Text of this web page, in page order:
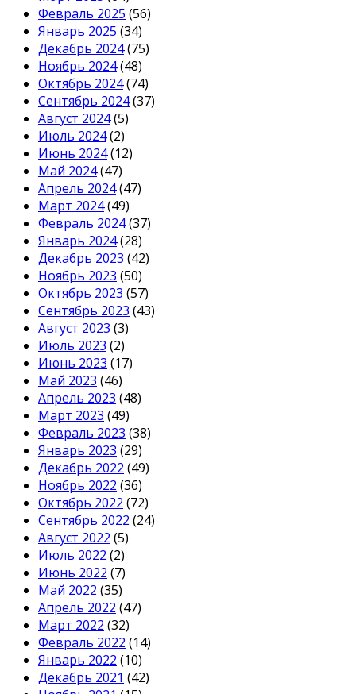
Февраль 2025 (56)
Январь 2025 (34)
Декабрь 2024(75)
Ноябрь 2024(48)
Октябрь 2024(74)
Сентябрь 2024(37)
Август 2024(5)
Июль 2024(2)
Июнь 2024(12)
Май 2024(47)
Апрель 2024(47)
Март 2024(49)
Февраль 2024(37)
Январь 2024(28)
Декабрь 2023 (42)
Ноябрь 2023 (50)
Октябрь 2023 (57)
Сентябрь 2023 (43)
Август 2023 (3)
Июль 2023 (2)
Июнь 2023 (17)
Май 2023 (46)
Апрель 2023 (48)
Март 2023 (49)
Февраль 2023 (38)
Январь 2023 (29)
Декабрь 2022 (49)
Ноябрь 2022 (36)
Октябрь 2022 (72)
Сентябрь 2022 (24)
Август 2022 (5)
Июль 2022 (2)
Июнь 2022 (7)
Май 2022 (35)
Апрель 2022 (47)
Март 2022 (32)
Февраль 2022 (14)
Январь 2022 (10)
Декабрь 2021 (42)